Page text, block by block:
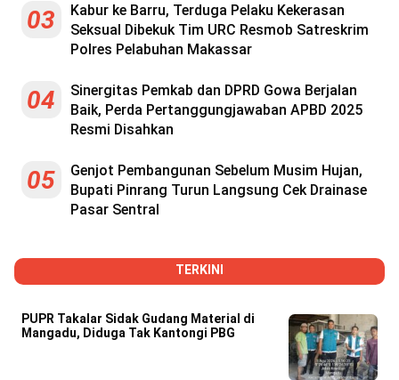
03
Kabur ke Barru, Terduga Pelaku Kekerasan
Seksual Dibekuk Tim URC Resmob Satreskrim
Polres Pelabuhan Makassar
04
Sinergitas Pemkab dan DPRD Gowa Berjalan
Baik, Perda Pertanggungjawaban APBD 2025
Resmi Disahkan
05
Genjot Pembangunan Sebelum Musim Hujan,
Bupati Pinrang Turun Langsung Cek Drainase
Pasar Sentral
TERKINI
PUPR Takalar Sidak Gudang Material di
Mangadu, Diduga Tak Kantongi PBG